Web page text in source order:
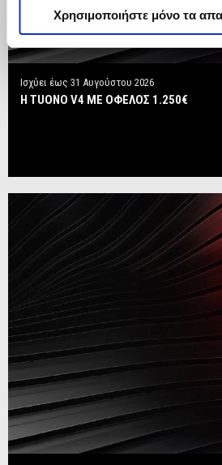
Χρησιμοποιήστε μόνο τα
Ισχύει έως 31 Αυγούστου 2026
Η TUONO V4 ΜΕ ΟΦΕΛΟΣ 1.250€